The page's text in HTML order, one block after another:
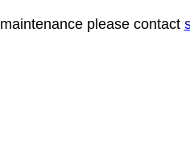
please contact